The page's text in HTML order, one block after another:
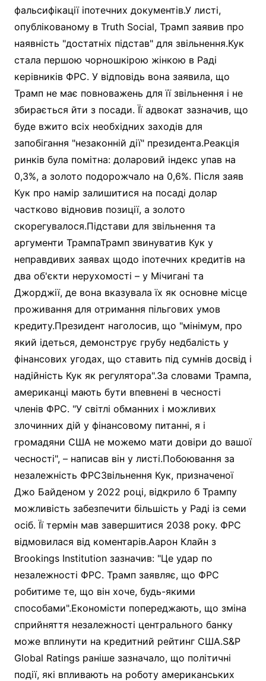
фальсифікації іпотечних документів.У листі,
опублікованому в Truth Social, Трамп заявив про
наявність "достатніх підстав" для звільнення.Кук
стала першою чорношкірою жінкою в Раді
керівників ФРС. У відповідь вона заявила, що
Трамп не має повноважень для її звільнення і не
збирається йти з посади. Її адвокат зазначив, що
буде вжито всіх необхідних заходів для
запобігання "незаконній дії" президента.Реакція
ринків була помітна: доларовий індекс упав на
0,3%, а золото подорожчало на 0,6%. Після заяв
Кук про намір залишитися на посаді долар
частково відновив позиції, а золото
скорегувалося.Підстави для звільнення та
аргументи ТрампаТрамп звинуватив Кук у
неправдивих заявах щодо іпотечних кредитів на
два об'єкти нерухомості – у Мічигані та
Джорджії, де вона вказувала їх як основне місце
проживання для отримання пільгових умов
кредиту.Президент наголосив, що "мінімум, про
який ідеться, демонструє грубу недбалість у
фінансових угодах, що ставить під сумнів досвід і
надійність Кук як регулятора".За словами Трампа,
американці мають бути впевнені в чесності
членів ФРС. "У світлі обманних і можливих
злочинних дій у фінансовому питанні, я і
громадяни США не можемо мати довіри до вашої
чесності", – написав він у листі.Побоювання за
незалежність ФРСЗвільнення Кук, призначеної
Джо Байденом у 2022 році, відкрило б Трампу
можливість забезпечити більшість у Раді із семи
осіб. Її термін мав завершитися 2038 року. ФРС
відмовилася від коментарів.Аарон Клайн з
Brookings Institution зазначив: "Це удар по
незалежності ФРС. Трамп заявляє, що ФРС
робитиме те, що він хоче, будь-якими
способами".Економісти попереджають, що зміна
сприйняття незалежності центрального банку
може вплинути на кредитний рейтинг США.S&P
Global Ratings раніше зазначало, що політичні
події, які впливають на роботу американських